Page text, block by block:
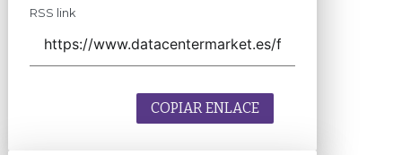
RSS link
COPIAR ENLACE